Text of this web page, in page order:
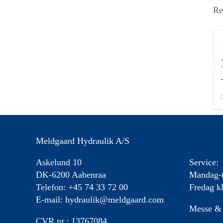
Meldgaard Hydraulik A/S
Askelund 10
DK-6200 Aabenraa
Telefon: +45 74 33 72 00
E-mail: hydraulik@meldgaard.com
Service:
Fredag
Messe